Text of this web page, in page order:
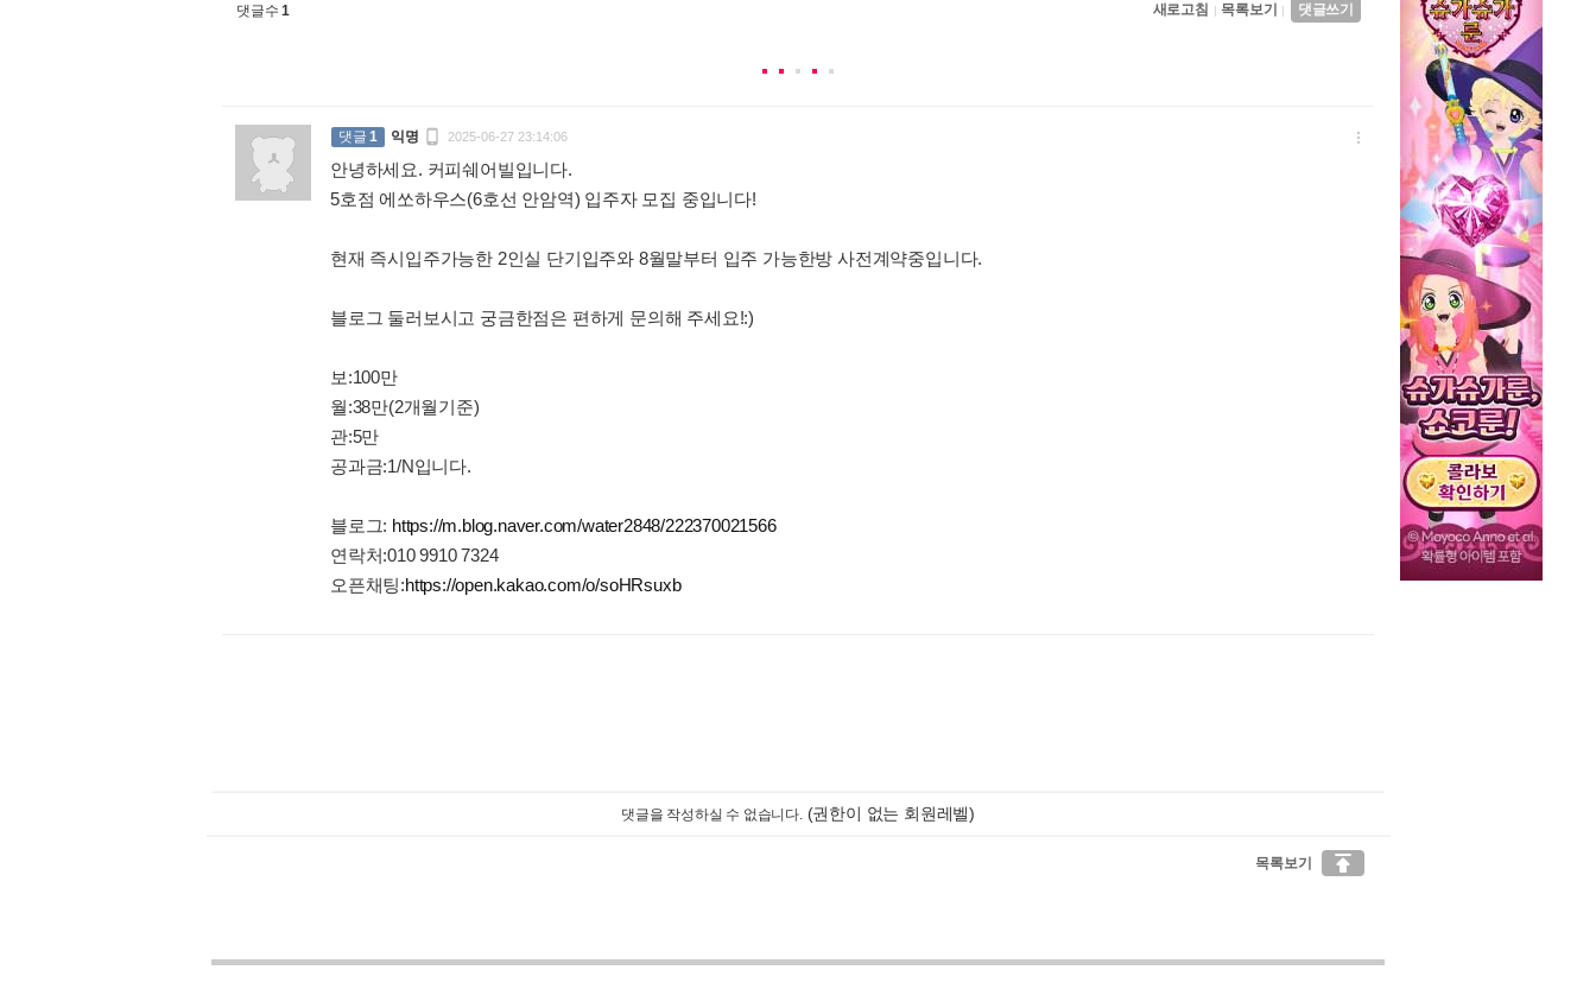
댓글수1 새로고침 | 목록보기 | 댓글쓰기
댓글1 익명  2025-06-27 23:14:06
안녕하세요. 커피쉐어빌입니다.
5호점 에쏘하우스(6호선 안암역) 입주자 모집 중입니다!
현재 즉시입주가능한 2인실 단기입주와 8월말부터 입주 가능한방 사전계약중입니다.
블로그 둘러보시고 궁금한점은 편하게 문의해 주세요!:)
보:100만
월:38만(2개월기준)
관:5만
공과금:1/N입니다.
블로그: https://m.blog.naver.com/water2848/222370021566
연락처:010 9910 7324
오픈채팅:https://open.kakao.com/o/soHRsuxb

댓글을 작성하실 수 없습니다. (권한이 없는 회원레벨)
목록보기 